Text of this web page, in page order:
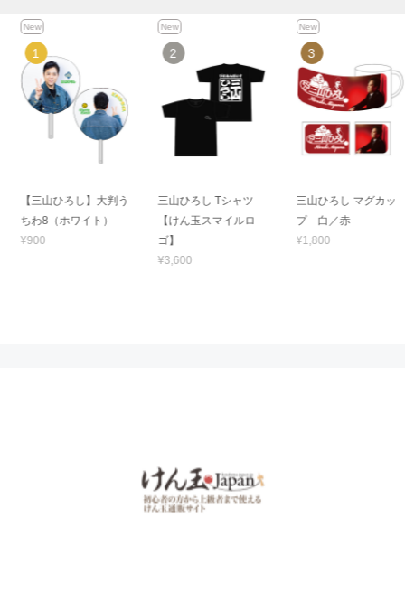
New
【三山ひろし】大判う
ちわ8（ホワイト）
¥900
New
三山ひろし Tシャツ
【けん玉スマイルロ
ゴ】
¥3,600
New
三山ひろし マグカッ
プ 白／赤
¥1,800